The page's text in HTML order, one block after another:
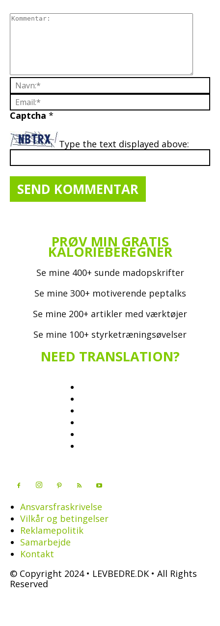
Captcha *
Type the text displayed above:
PRØV MIN GRATIS
KALORIEBEREGNER
Se mine 400+ sunde madopskrifter
Se mine 300+ motiverende peptalks
Se mine 200+ artikler med værktøjer
Se mine 100+ styrketræningsøvelser
NEED TRANSLATION?
Ansvarsfraskrivelse
Vilkår og betingelser
Reklamepolitik
Samarbejde
Kontakt
© Copyright 2024 • LEVBEDRE.DK • All Rights
Reserved